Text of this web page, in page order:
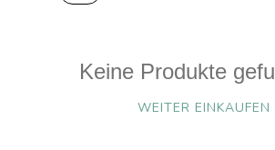
Keine Produkte
WEITER EINKAUFEN